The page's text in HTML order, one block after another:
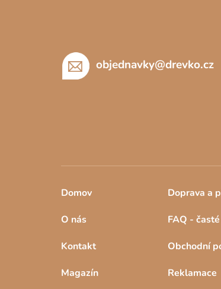
objednavky@drevko.cz
Domov
O nás
Kontakt
Magazín
Doprava a
FAQ -
Obchodní
Reklamace